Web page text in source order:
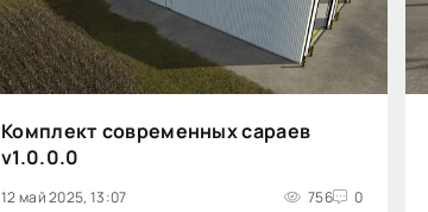
Комплект современных сараев
v1.0.0.0
12 май 2025, 13:07 756 0